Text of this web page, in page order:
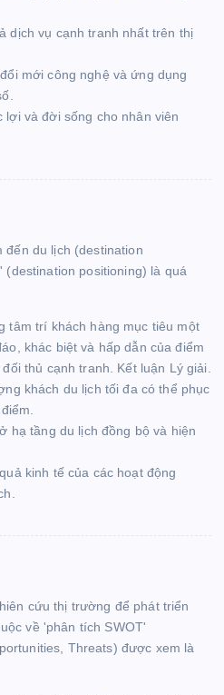
dịch vụ cạnh tranh nhất trên thị
mới công nghệ và ứng dụng
lợi và đời sống cho nhân viên
đến du lịch (destination
(destination positioning) là quá
tâm trí khách hàng mục tiêu một
khác biệt và hấp dẫn của điểm
thủ cạnh tranh. Kết luận Lý giải.
khách du lịch tối đa có thể phục
hạ tầng du lịch đồng bộ và hiện
kinh tế của các hoạt động
cứu thị trường để phát triển
về 'phân tích SWOT'
Threats) được xem là